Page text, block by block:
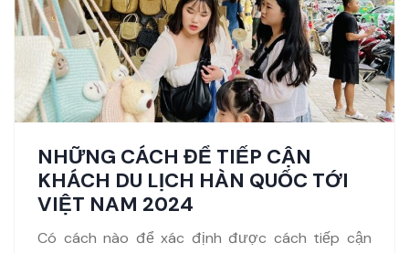
NHỮNG CÁCH ĐỂ TIẾP CẬN
KHÁCH DU LỊCH HÀN QUỐC TỚI
VIỆT NAM 2024
Có cách nào để xác định được cách tiếp cận